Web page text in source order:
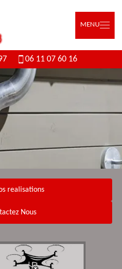
MENU
06 11 07 60 16
realisations
Nous